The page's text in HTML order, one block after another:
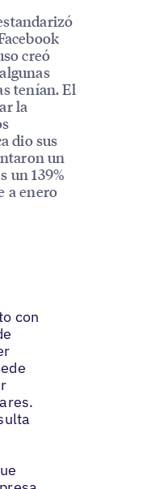
creó
tenían. El
la
dio sus
un
un 139%
a enero
con